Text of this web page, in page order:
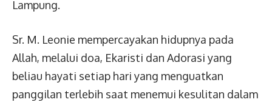
Lampung.
Sr. M. Leonie mempercayakan hidupnya pada
Allah, melalui doa, Ekaristi dan Adorasi yang
beliau hayati setiap hari yang menguatkan
panggilan terlebih saat menemui kesulitan dalam